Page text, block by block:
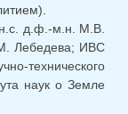
д.ф.-м.н. М.В.
Лебедева; ИВС
технического
наук о Земле